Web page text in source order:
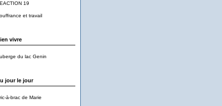
19
et travail
vivre
du lac Genin
jour le jour
à-brac de Marie